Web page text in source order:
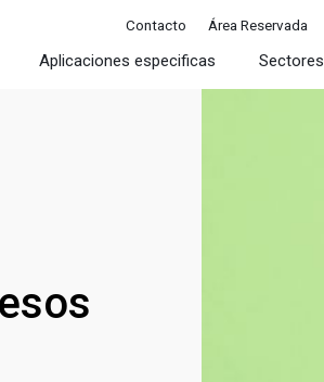
Contacto Área Reservada
Aplicaciones especificas Sectores